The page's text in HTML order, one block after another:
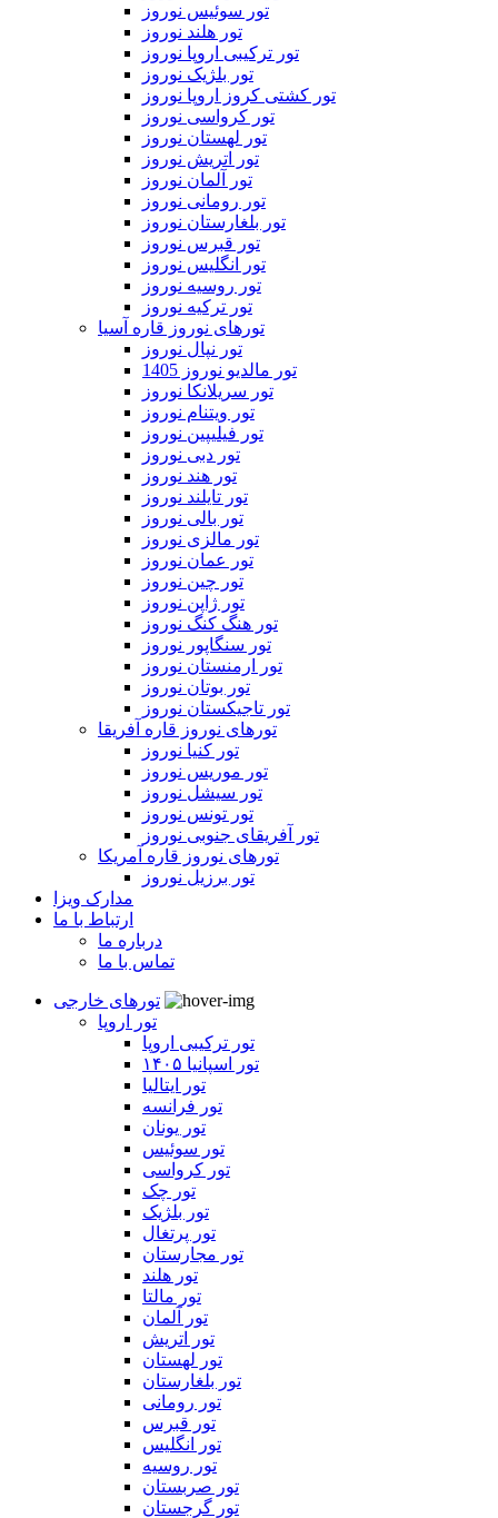
تور سوئیس نوروز
تور هلند نوروز
تور ترکیبی اروپا نوروز
تور بلژیک نوروز
تور کشتی کروز اروپا نوروز
تور کرواسی نوروز
تور لهستان نوروز
تور اتریش نوروز
تور آلمان نوروز
تور رومانی نوروز
تور بلغارستان نوروز
تور قبرس نوروز
تور انگلیس نوروز
تور روسیه نوروز
تور ترکیه نوروز
تورهای نوروز قاره آسیا
تور نپال نوروز
تور مالدیو نوروز 1405
تور سریلانکا نوروز
تور ویتنام نوروز
تور فیلیپین نوروز
تور دبی نوروز
تور هند نوروز
تور تایلند نوروز
تور بالی نوروز
تور مالزی نوروز
تور عمان نوروز
تور چین نوروز
تور ژاپن نوروز
تور هنگ کنگ نوروز
تور سنگاپور نوروز
تور ارمنستان نوروز
تور بوتان نوروز
تور تاجیکستان نوروز
تورهای نوروز قاره آفریقا
تور کنیا نوروز
تور موریس نوروز
تور سیشل نوروز
تور تونس نوروز
تور آفریقای جنوبی نوروز
تورهای نوروز قاره آمریکا
تور برزیل نوروز
مدارک ویزا
ارتباط با ما
درباره ما
تماس با ما
تورهای خارجی
تور اروپا
تور ترکیبی اروپا
تور اسپانیا ۱۴۰۵
تور ایتالیا
تور فرانسه
تور یونان
تور سوئیس
تور کرواسی
تور چک
تور بلژیک
تور پرتغال
تور مجارستان
تور هلند
تور مالتا
تور آلمان
تور اتریش
تور لهستان
تور بلغارستان
تور رومانی
تور قبرس
تور انگلیس
تور روسیه
تور صربستان
تور گرجستان